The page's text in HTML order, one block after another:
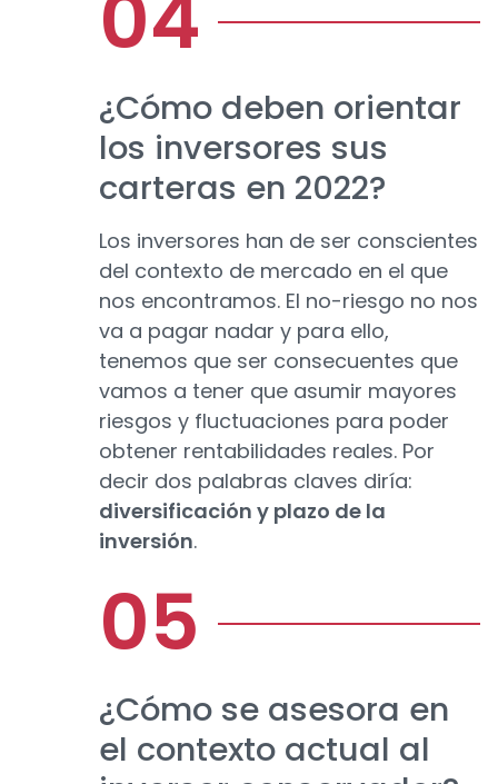
¿Cómo deben orientar
los inversores sus
carteras en 2022?
Los inversores han de ser conscientes
del contexto de mercado en el que
nos encontramos. El no-riesgo no nos
va a pagar nadar y para ello,
tenemos que ser consecuentes que
vamos a tener que asumir mayores
riesgos y fluctuaciones para poder
obtener rentabilidades reales. Por
decir dos palabras claves diría:
diversificación y plazo de la
inversión.
¿Cómo se asesora en
el contexto actual al